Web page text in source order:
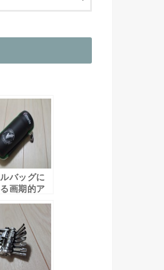
バッグに
画期的ア
リア プレミ
ジップツー
ス」購